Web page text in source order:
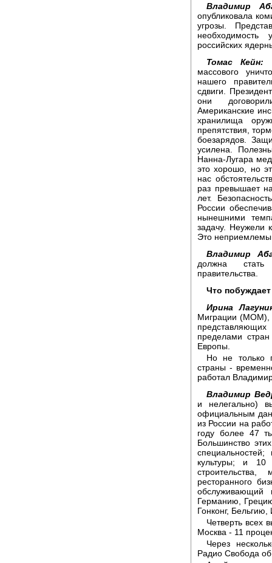
Владимир
опубликовала
угрозы.
необходимость
российских
Томас Кейн:
массового
нашего
сдвиги.
они
Американские
хранилища
препятствия,
боезарядов.
усилена.
Нанна-Лугара
это хорошо, но
нас
раз превышает
лет.
России
нынешними
задачу. Неужели
Это
Владимир
должна стать
правительства.
Что
Ирина
Миграции (МОМ),
представляющих
пределами
Европы.
Но не только
страны -
работал
Владимир
и нелегально)
официальным
из России на
году более 47
Большинство
культуры; и 10
строительства,
ресторанного
Германию,
Гонконг,
Четверть всех
Москва - 11
Через
Радио Свобода